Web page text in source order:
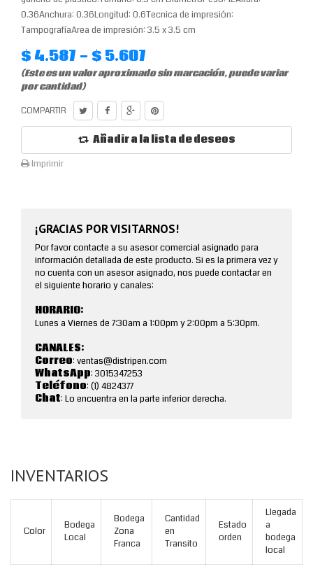
0.36Anchura: 0.36Longitud: 0.6Tecnica de impresión:
TampografíaArea de impresión: 3.5 x 3.5 cm
$ 4.587 - $ 5.607
(Este es un valor aproximado sin marcación, puede variar
por cantidad)
COMPARTIR
Añadir a la lista de deseos
Imprimir
¡GRACIAS POR VISITARNOS!
Por favor contacte a su asesor comercial asignado para
información detallada de este producto. Si es la primera vez y
no cuenta con un asesor asignado, nos puede contactar en
el siguiente horario y canales:
HORARIO:
Lunes a Viernes de 7:30am a 1:00pm y 2:00pm a 5:30pm.
CANALES:
Correo: ventas@distripen.com
WhatsApp: 3015347253
Teléfono: (1) 4824377
Chat: Lo encuentra en la parte inferior derecha.
INVENTARIOS
Color
Bodega
Local
Bodega
Zona
Franca
Cantidad
en
Transito
Estado
orden
Llegada
a
bodega
local